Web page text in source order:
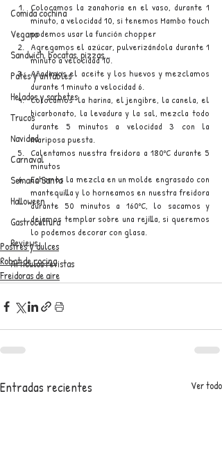
Comida cochina
Vegano
Sandwich, bocatas, pizzas...
Patés y untables
Helados y sorbetes
Trucos
Navidad
Carnaval
Semana Santa
Halloween
Gastrocultura
Reviews
Artículos revistas
Colocamos la zanahoria en el vaso, durante 1
minuto, a velocidad 10, si tenemos Mambo touch
podemos usar la función chopper
Agregamos el azúcar, pulverizándola durante 1
minuto a velocidad 10.
Añadimos el aceite y los huevos y mezclamos
durante 1 minuto a velocidad 6.
Colocamos  la harina, el jengibre, la canela, el
bicarbonato, la levadura y la sal, mezcla todo
durante 5 minutos a velocidad 3 con la
mariposa puesta.
Calentamos nuestra freidora a 180ºC durante 5
minutos
Echamos la mezcla en un molde engrasado con
mantequilla y lo horneamos en nuestra freidora
durante 50 minutos a 160ºC, lo sacamos y
dejamos templar sobre una rejilla, si queremos
lo podemos decorar con glasa.
Postres y dulces
Robot de cocina
Freidoras de aire
Entradas recientes Ver todo